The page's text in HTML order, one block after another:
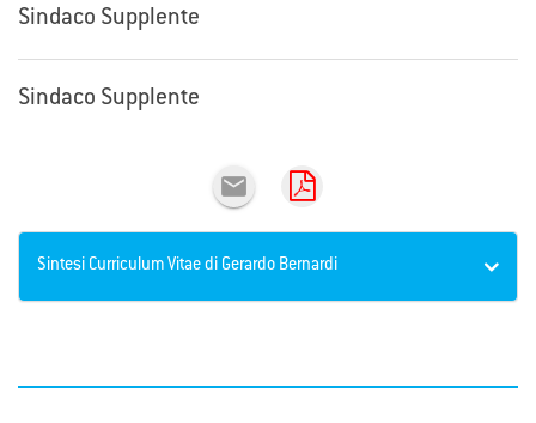
Sindaco Supplente
Sindaco Supplente

Sintesi Curriculum Vitae di Gerardo Bernardi